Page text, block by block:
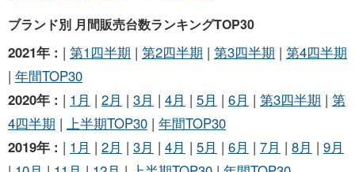
ブランド別 月間販売台数ランキングTOP30
2021年 : | 第1四半期 | 第2四半期 | 第3四半期 | 第4四半期
| 年間TOP30
2020年 : | 1月 | 2月 | 3月 | 4月 | 5月 | 6月 | 第3四半期 | 第
4四半期 | 上半期TOP30 | 年間TOP30
2019年 : | 1月 | 2月 | 3月 | 4月 | 5月 | 6月 | 7月 | 8月 | 9月